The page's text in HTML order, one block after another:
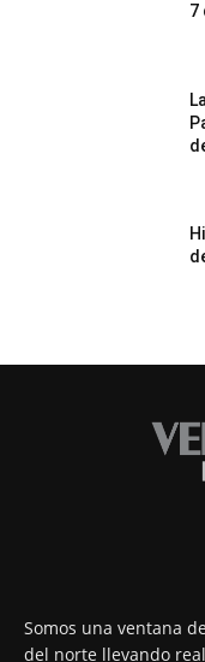
7
Somos una ventana
del norte llevando